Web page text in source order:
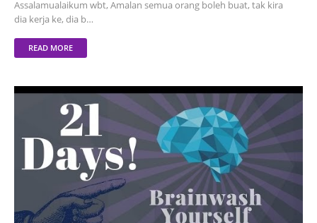
Assalamualaikum wbt, Amalan semua orang boleh buat, tak kira
dia kerja ke, dia b…
READ MORE